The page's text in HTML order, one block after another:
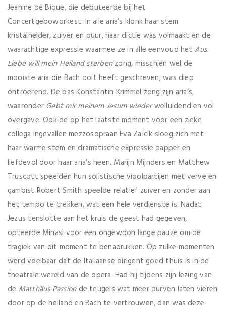
Jeanine de Bique, die debuteerde bij het
Concertgeboworkest. In alle aria’s klonk haar stem
kristalhelder, zuiver en puur, haar dictie was volmaakt en de
waarachtige expressie waarmee ze in alle eenvoud het Aus
Liebe will mein Heiland sterbenzong, misschien wel de
mooiste aria die Bach ooit heeft geschreven, was diep
ontroerend. De bas Konstantin Krimmel zong zijn aria’s,
waaronder Gebt mir meinem Jesum wiederwelluidend en vol
overgave. Ook de op het laatste moment voor een zieke
collega ingevallen mezzosopraan Eva Zaïcik sloeg zich met
haar warme stem en dramatische expressie dapper en
liefdevol door haar aria’s heen. Marijn Mijnders en Matthew
Truscott speelden hun solistische vioolpartijen met verve en
gambist Robert Smith speelde relatief zuiver en zonder aan
het tempo te trekken, wat een hele verdienste is. Nadat
Jezus tenslotte aan het kruis de geest had gegeven,
opteerde Minasi voor een ongewoon lange pauze om de
tragiek van dit moment te benadrukken. Op zulke momenten
werd voelbaar dat de Italiaanse dirigent goed thuis is in de
theatrale wereld van de opera. Had hij tijdens zijn lezing van
de Matthäus Passion de teugels wat meer durven laten vieren
door op de heiland en Bach te vertrouwen, dan was deze